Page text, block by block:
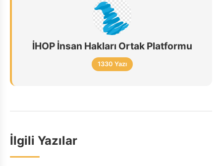
İHOP İnsan Hakları Ortak Platformu
1330 Yazı
İlgili Yazılar